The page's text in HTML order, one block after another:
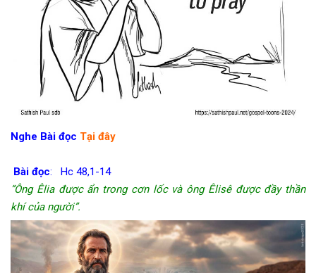
Nghe Bài đọc Tại đây
Bài đọc:
Hc 48,1-14
“Ông Êlia được ẩn trong cơn lốc và ông Êlisê được đầy thần
khí của người”.